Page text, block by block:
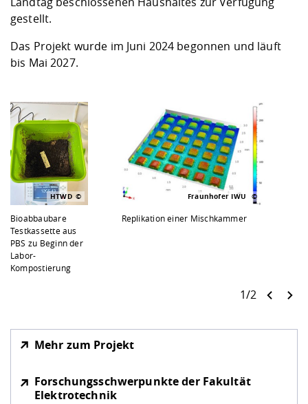
gestellt.
Das Projekt wurde im Juni 2024 begonnen und läuft
bis Mai 2027.
HTWD
Bioabbaubare
Testkassette aus
PBS zu Beginn der
Labor-
Kompostierung
Fraunhofer IWU
Replikation einer Mischkammer
1/2
Mehr zum Projekt
Forschungsschwerpunkte der Fakultät
Elektrotechnik